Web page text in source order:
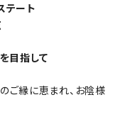
目指して
ご縁に恵まれ、お陰様
テート